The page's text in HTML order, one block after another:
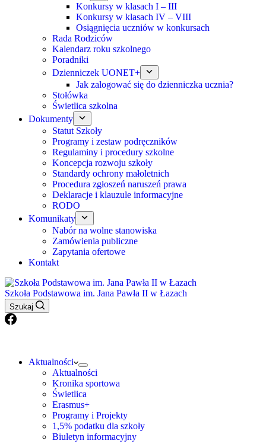
Konkursy w klasach I – III
Konkursy w klasach IV – VIII
Osiągnięcia uczniów w konkursach
Rada Rodziców
Kalendarz roku szkolnego
Poradniki
Dzienniczek UONET+
Jak zalogować się do dzienniczka ucznia?
Stołówka
Świetlica szkolna
Dokumenty
Statut Szkoły
Programy i zestaw podręczników
Regulaminy i procedury szkolne
Koncepcja rozwoju szkoły
Standardy ochrony małoletnich
Procedura zgłoszeń naruszeń prawa
Deklaracje i klauzule informacyjne
RODO
Komunikaty
Nabór na wolne stanowiska
Zamówienia publiczne
Zapytania ofertowe
Kontakt
Szkoła Podstawowa im. Jana Pawła II w Łazach
Szukaj
Aktualności
Aktualności
Kronika sportowa
Świetlica
Erasmus+
Programy i Projekty
1,5% podatku dla szkoły
Biuletyn informacyjny